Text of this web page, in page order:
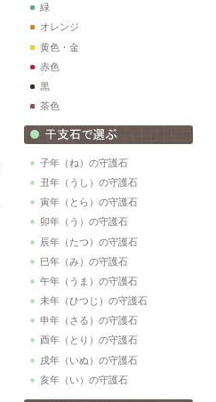
緑
オレンジ
黄色・金
赤色
黒
茶色
子年（ね）の守護石
丑年（うし）の守護石
寅年（とら）の守護石
卯年（う）の守護石
辰年（たつ）の守護石
巳年（み）の守護石
午年（うま）の守護石
未年（ひつじ）の守護石
申年（さる）の守護石
酉年（とり）の守護石
戌年（いぬ）の守護石
亥年（い）の守護石